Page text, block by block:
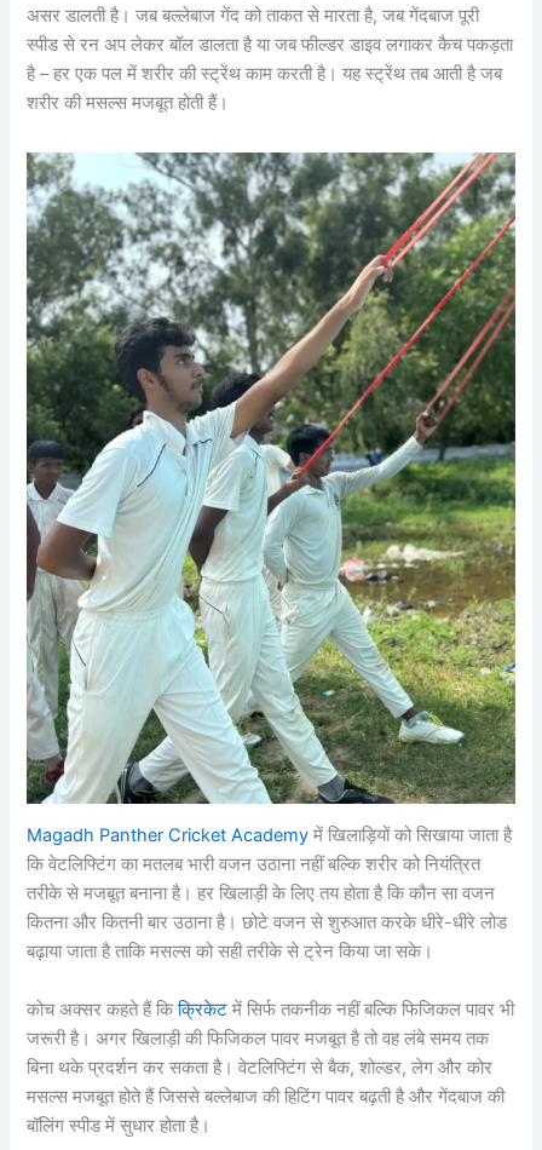
असर डालती है। जब बल्लेबाज गेंद को ताकत से मारता है, जब गेंदबाज पूरी
स्पीड से रन अप लेकर बॉल डालता है या जब फील्डर डाइव लगाकर कैच पकड़ता
है – हर एक पल में शरीर की स्ट्रेंथ काम करती है। यह स्ट्रेंथ तब आती है जब
शरीर की मसल्स मजबूत होती हैं।
Magadh Panther Cricket Academy में खिलाड़ियों को सिखाया जाता है
कि वेटलिफ्टिंग का मतलब भारी वजन उठाना नहीं बल्कि शरीर को नियंत्रित
तरीके से मजबूत बनाना है। हर खिलाड़ी के लिए तय होता है कि कौन सा वजन
कितना और कितनी बार उठाना है। छोटे वजन से शुरुआत करके धीरे-धीरे लोड
बढ़ाया जाता है ताकि मसल्स को सही तरीके से ट्रेन किया जा सके।
कोच अक्सर कहते हैं किक्रिकेट में सिर्फ तकनीक नहीं बल्कि फिजिकल पावर भी
जरूरी है। अगर खिलाड़ी की फिजिकल पावर मजबूत है तो वह लंबे समय तक
बिना थके प्रदर्शन कर सकता है। वेटलिफ्टिंग से बैक, शोल्डर, लेग और कोर
मसल्स मजबूत होते हैं जिससे बल्लेबाज की हिटिंग पावर बढ़ती है और गेंदबाज की
बॉलिंग स्पीड में सुधार होता है।